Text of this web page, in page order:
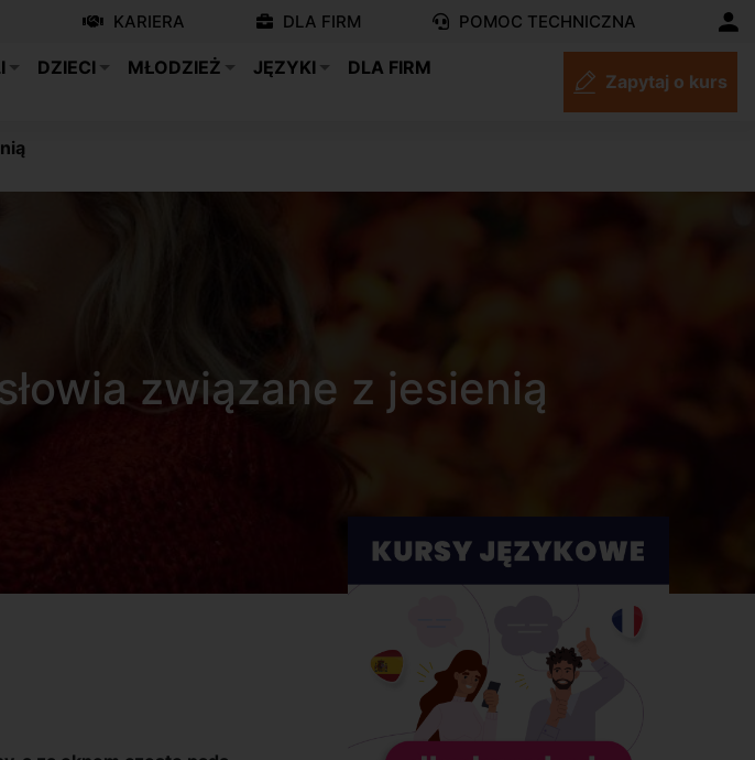
KARIERA DLA FIRM POMOC TECHNICZNA
DZIECI MŁODZIEŻ JĘZYKI
DLA FIRM
Zapytaj o kurs
związane z jesienią